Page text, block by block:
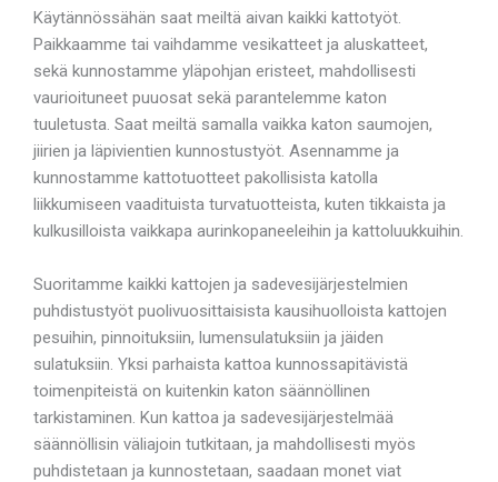
Käytännössähän saat meiltä aivan kaikki kattotyöt.
Paikkaamme tai vaihdamme vesikatteet ja aluskatteet,
sekä kunnostamme yläpohjan eristeet, mahdollisesti
vaurioituneet puuosat sekä parantelemme katon
tuuletusta. Saat meiltä samalla vaikka katon saumojen,
jiirien ja läpivientien kunnostustyöt. Asennamme ja
kunnostamme kattotuotteet pakollisista katolla
liikkumiseen vaadituista turvatuotteista, kuten tikkaista ja
kulkusilloista vaikkapa aurinkopaneeleihin ja kattoluukkuihin.
Suoritamme kaikki kattojen ja sadevesijärjestelmien
puhdistustyöt puolivuosittaisista kausihuolloista kattojen
pesuihin, pinnoituksiin, lumensulatuksiin ja jäiden
sulatuksiin. Yksi parhaista kattoa kunnossapitävistä
toimenpiteistä on kuitenkin katon säännöllinen
tarkistaminen. Kun kattoa ja sadevesijärjestelmää
säännöllisin väliajoin tutkitaan, ja mahdollisesti myös
puhdistetaan ja kunnostetaan, saadaan monet viat